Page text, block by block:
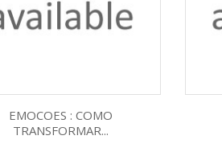
Visualização rápida
EMOCOES : COMO
TRANSFORMAR...